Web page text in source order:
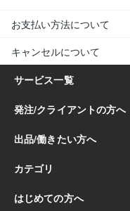
お支払い方法について
キャンセルについて